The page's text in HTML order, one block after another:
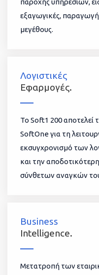
παροχής υπηρεσιών,
εξαγωγικές,
μεγέθους.
Λογιστικές
Εφαρμογές.
To Soft1 200 αποτελεί
SoftOne για τη
εκσυγχρονισμό των
και την
σύνθετων αναγκών
Business
Intelligence.
Μετατροπή των